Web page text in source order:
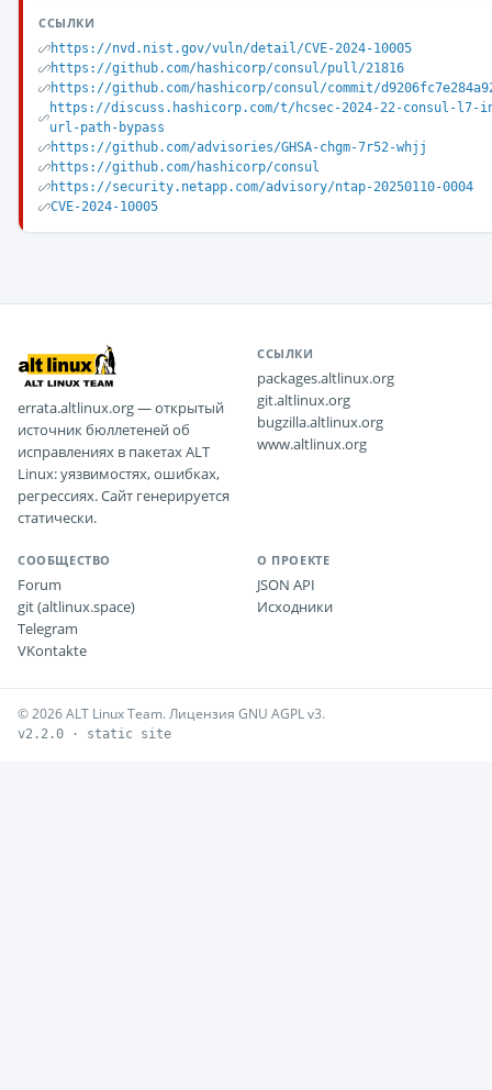
ССЫЛКИ
https://nvd.nist.gov/vuln/detail/CVE-2024-10005
https://github.com/hashicorp/consul/pull/21816
https://github.com/hashicorp/consul/commit/
https://discuss.hashicorp.com/t/hcsec-2024-22-consul-
url-path-bypass
https://github.com/advisories/GHSA-chgm-7r52-whjj
https://github.com/hashicorp/consul
https://security.netapp.com/advisory/ntap-20250110-0004
CVE-2024-10005
errata.altlinux.org — открытый
источник бюллетеней об
исправлениях в пакетах ALT
Linux: уязвимостях, ошибках,
регрессиях. Сайт генерируется
статически.
ССЫЛКИ
packages.altlinux.org
git.altlinux.org
bugzilla.altlinux.org
www.altlinux.org
СООБЩЕСТВО
Forum
git (altlinux.space)
Telegram
VKontakte
О ПРОЕКТЕ
JSON API
Исходники
© 2026 ALT Linux Team. Лицензия GNU AGPL v3.
v2.2.0 · static site